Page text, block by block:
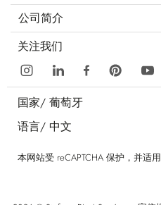
公司简介
关注我们
国家/ 葡萄牙
语言/ 中文
本网站受 reCAPTCHA 保护，并适